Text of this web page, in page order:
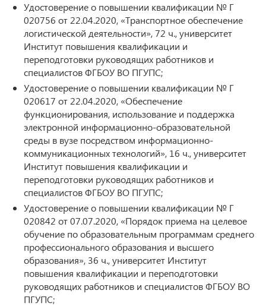
Удостоверение о повышении квалификации № Г
020756 от 22.04.2020, «Транспортное обеспечение
логистической деятельности», 72 ч., университет
Институт повышения квалификации и
переподготовки руководящих работников и
специалистов ФГБОУ ВО ПГУПС;
Удостоверение о повышении квалификации № Г
020617 от 22.04.2020, «Обеспечение
функционирования, использование и поддержка
электронной информационно-образовательной
среды в вузе посредством информационно-
коммуникационных технологий», 16 ч., университет
Институт повышения квалификации и
переподготовки руководящих работников и
специалистов ФГБОУ ВО ПГУПС;
Удостоверение о повышении квалификации № Г
020842 от 07.07.2020, «Порядок приема на целевое
обучение по образовательным программам среднего
профессионального образования и высшего
образования», 36 ч., университет Институт
повышения квалификации и переподготовки
руководящих работников и специалистов ФГБОУ ВО
ПГУПС;